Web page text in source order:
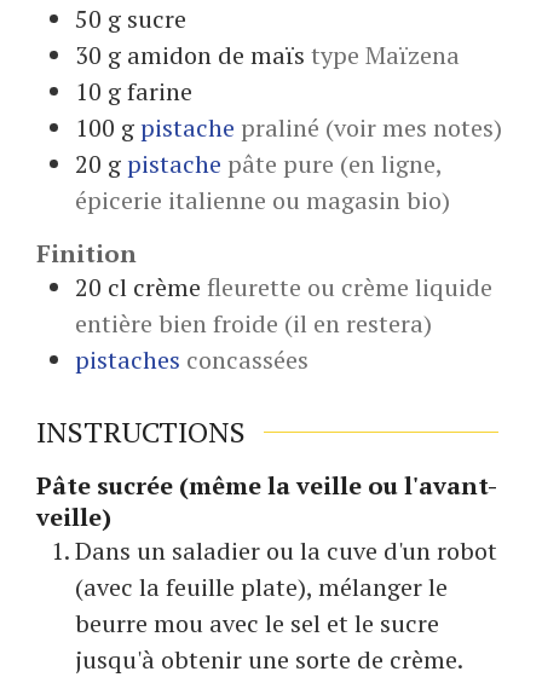
50 g sucre
30 g amidon de maïs type Maïzena
10 gfarine
100 gpistache praliné (voir mes notes)
20 gpistache pâte pure (en ligne,
épicerie italienne ou magasin bio)
Finition
20 cl crème fleurette ou crème liquide
entière bien froide (il en restera)
pistaches concassées
INSTRUCTIONS
Pâte sucrée (même la veille ou l'avant-
veille)
Dans un saladier ou la cuve d'un robot
(avec la feuille plate), mélanger le
beurre mou avec le sel et le sucre
jusqu'à obtenir une sorte de crème.